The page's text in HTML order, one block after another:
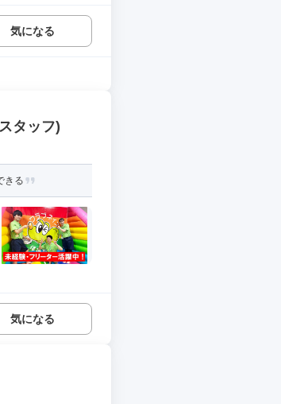
気になる
タッフ)
きる
気になる